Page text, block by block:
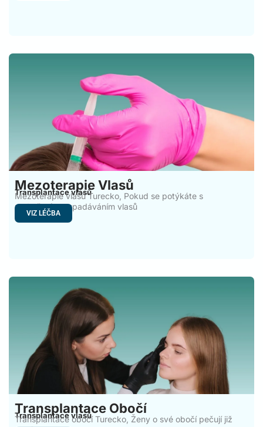
Mezoterapie Vlasů
Transplantace vlasů
Mezoterapie vlasů Turecko, Pokud se potýkáte s
nadměrným vypadáváním vlasů
VIZ LÉČBA
Transplantace Obočí
Transplantace vlasů
Transplantace obočí Turecko, Ženy o své obočí pečují již